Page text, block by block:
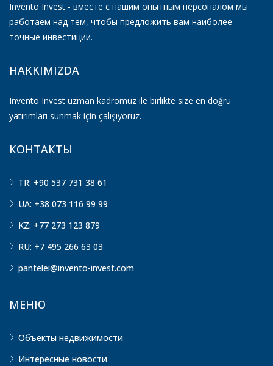
Invento Invest - вместе с нашим опытным персоналом мы
работаем над тем, чтобы предложить вам наиболее
точные инвестиции.
HAKKIMIZDA
Invento Invest uzman kadromuz ile birlikte size en doğru
yatırımları sunmak için çalışıyoruz.
КОНТАКТЫ
TR: +90 537 731 38 61
UA: +38 073 116 99 99
KZ: +77 273 123 879
RU: +7 495 266 63 03
pantelei@invento-invest.com
МЕНЮ
Объекты недвижимости
Интересные новости